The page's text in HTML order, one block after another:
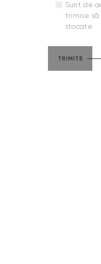
Sunt de
trimise
stocate.
TRIMITE